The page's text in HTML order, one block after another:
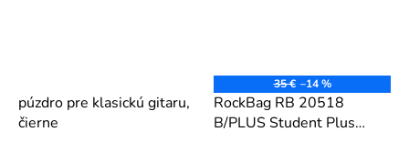
púzdro pre klasickú gitaru,
čierne
35 € –14 %
RockBag RB 20518
B/PLUS Student Plus